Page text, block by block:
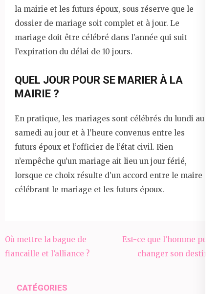
la mairie et les futurs époux, sous réserve que le
dossier de mariage soit complet et à jour. Le
mariage doit être célébré dans l’année qui suit
l’expiration du délai de 10 jours.
QUEL JOUR POUR SE MARIER À LA
MAIRIE ?
En pratique, les mariages sont célébrés du lundi au
samedi au jour et à l’heure convenus entre les
futurs époux et l’officier de l’état civil. Rien
n’empêche qu’un mariage ait lieu un jour férié,
lorsque ce choix résulte d’un accord entre le maire
célébrant le mariage et les futurs époux.
Navigation
de
Où mettre la bague de
fiancaille et l’alliance ?
Est-ce que l’homme peut
changer son destin ?
CATÉGORIES